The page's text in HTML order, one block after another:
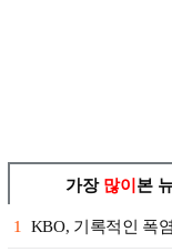
가장 많이 본
1 KBO, 기록적인 폭